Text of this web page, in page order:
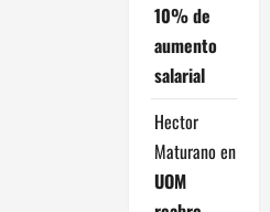
10% de
aumento
salarial
Hector
Maturano en
UOM